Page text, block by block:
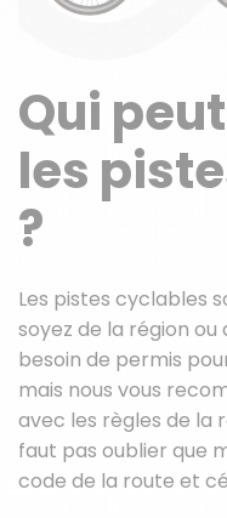
Qui
les
?
Les pistes cyclables
soyez de la région ou
besoin de permis
mais nous vous
avec les règles de la
faut pas oublier que
code de la route et